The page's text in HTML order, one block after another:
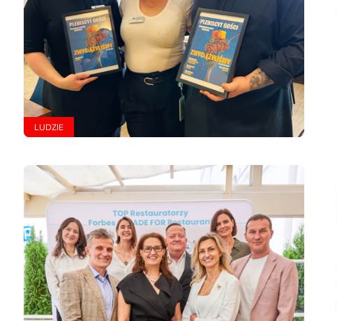
LUDZIE